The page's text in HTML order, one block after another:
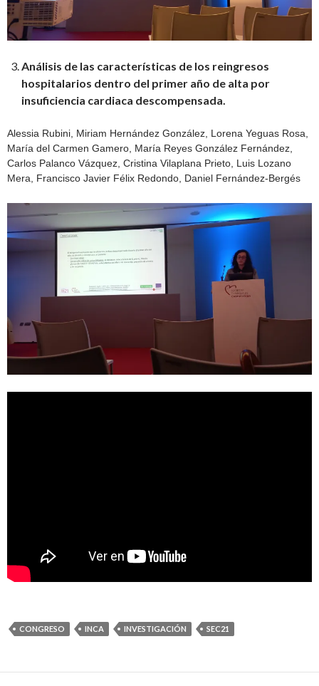
Análisis de las características de los reingresos
hospitalarios dentro del primer año de alta por
insuficiencia cardiaca descompensada.
Alessia Rubini, Miriam Hernández González, Lorena Yeguas Rosa,
María del Carmen Gamero, María Reyes González Fernández,
Carlos Palanco Vázquez, Cristina Vilaplana Prieto, Luis Lozano
Mera, Francisco Javier Félix Redondo, Daniel Fernández-Bergés
CONGRESO INCA INVESTIGACIÓN SEC21